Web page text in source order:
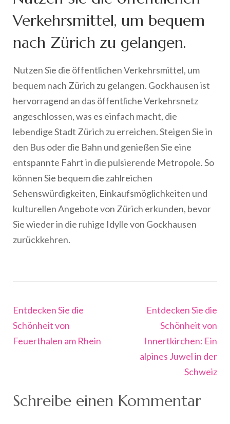
Verkehrsmittel, um bequem
nach Zürich zu gelangen.
Nutzen Sie die öffentlichen Verkehrsmittel, um
bequem nach Zürich zu gelangen. Gockhausen ist
hervorragend an das öffentliche Verkehrsnetz
angeschlossen, was es einfach macht, die
lebendige Stadt Zürich zu erreichen. Steigen Sie in
den Bus oder die Bahn und genießen Sie eine
entspannte Fahrt in die pulsierende Metropole. So
können Sie bequem die zahlreichen
Sehenswürdigkeiten, Einkaufsmöglichkeiten und
kulturellen Angebote von Zürich erkunden, bevor
Sie wieder in die ruhige Idylle von Gockhausen
zurückkehren.
Beitragsnavigation
Entdecken Sie die
Schönheit von
Feuerthalen am Rhein
Entdecken Sie die
Schönheit von
Innertkirchen: Ein
alpines Juwel in der
Schweiz
Schreibe einen Kommentar